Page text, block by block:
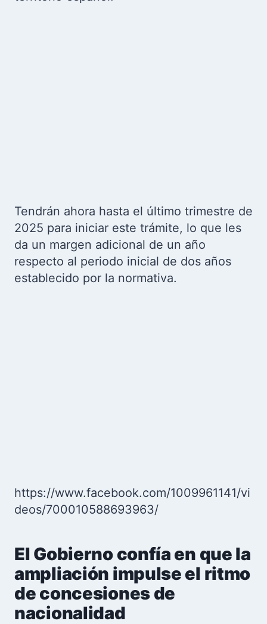
Tendrán ahora hasta el último trimestre de
2025 para iniciar este trámite, lo que les
da un margen adicional de un año
respecto al periodo inicial de dos años
establecido por la normativa.
https://www.facebook.com/1009961141/vi
deos/700010588693963/
El Gobierno confía en que la
ampliación impulse el ritmo
de concesiones de
nacionalidad